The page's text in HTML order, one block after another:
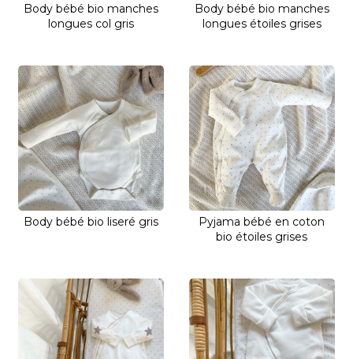
Body bébé bio manches
longues col gris
Body bébé bio manches
longues étoiles grises
Body bébé bio liseré gris
Pyjama bébé en coton
bio étoiles grises